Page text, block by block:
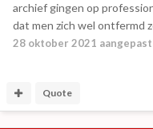
archief gingen op
dat men zich wel ontfermd
28 oktober 2021
Quote